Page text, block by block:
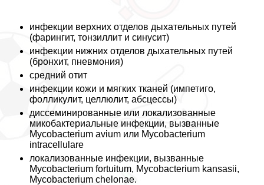
инфекции верхних отделов дыхательных путей
(фарингит, тонзиллит и синусит)
инфекции нижних отделов дыхательных путей
(бронхит, пневмония)
средний отит
инфекции кожи и мягких тканей (импетиго,
фолликулит, целлюлит, абсцессы)
диссеминированные или локализованные
микобактериальные инфекции, вызванные
Mycobacterium avium или Mycobacterium
intracellulare
локализованные инфекции, вызванные
Mycobacterium fortuitum, Mycobacterium kansasii,
Mycobacterium chelonae.